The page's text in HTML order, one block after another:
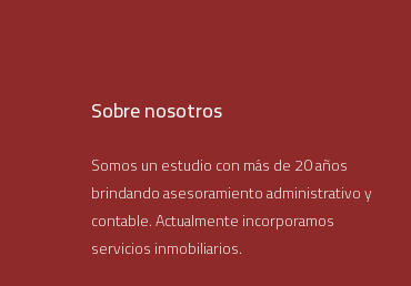
Sobre nosotros
Somos un estudio con más de 20 años
brindando asesoramiento administrativo y
contable. Actualmente incorporamos
servicios inmobiliarios.